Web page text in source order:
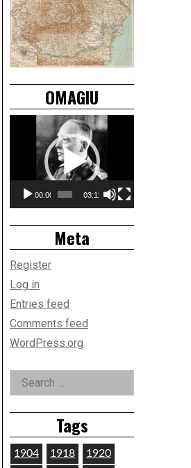
OMAGIU
Video
Player
00:00 03:11
Meta
Register
Log in
Entries feed
Comments feed
WordPress.org
Search
for:
Tags
1904 1918
1920